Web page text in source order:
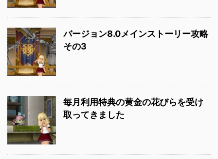
バージョン8.0メインストーリー攻略
その3
毎月利用特典の黄金の花びらを受け
取ってきました